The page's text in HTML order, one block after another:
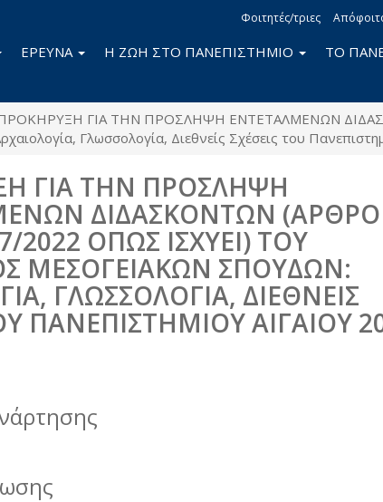
Φοιτητές/τριες
ΕΡΕΥΝΑ Η ΖΩΗ ΣΤΟ ΠΑΝΕΠΙΣΤΗΜΙΟ ΤΟ
ΓΙΑ ΤΗΝ ΠΡΟΣΛΗΨΗ ΕΝΤΕΤΑΛΜΕΝΩΝ
Γλωσσολογία, Διεθνείς Σχέσεις του
ΓΙΑ ΤΗΝ ΠΡΟΣΛΗΨΗ
ΔΙΔΑΣΚΟΝΤΩΝ (ΑΡΘΡΟ
2022 ΟΠΩΣ ΙΣΧΥΕΙ) ΤΟΥ
ΜΕΣΟΓΕΙΑΚΩΝ ΣΠΟΥΔΩΝ:
ΓΛΩΣΣΟΛΟΓΙΑ, ΔΙΕΘΝΕΙΣ
ΠΑΝΕΠΙΣΤΗΜΙΟΥ ΑΙΓΑΙΟΥ